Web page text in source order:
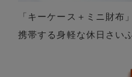
「キーケース＋ミニ財布
携帯する身軽な休日さい